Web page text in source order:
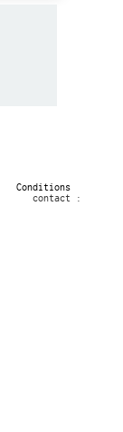
Conditions
contact :